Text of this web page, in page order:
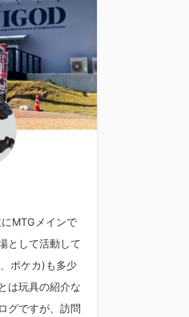
MTGメインで
として活動して
ポケカ)も多少
は玩具の紹介な
グですが、訪問